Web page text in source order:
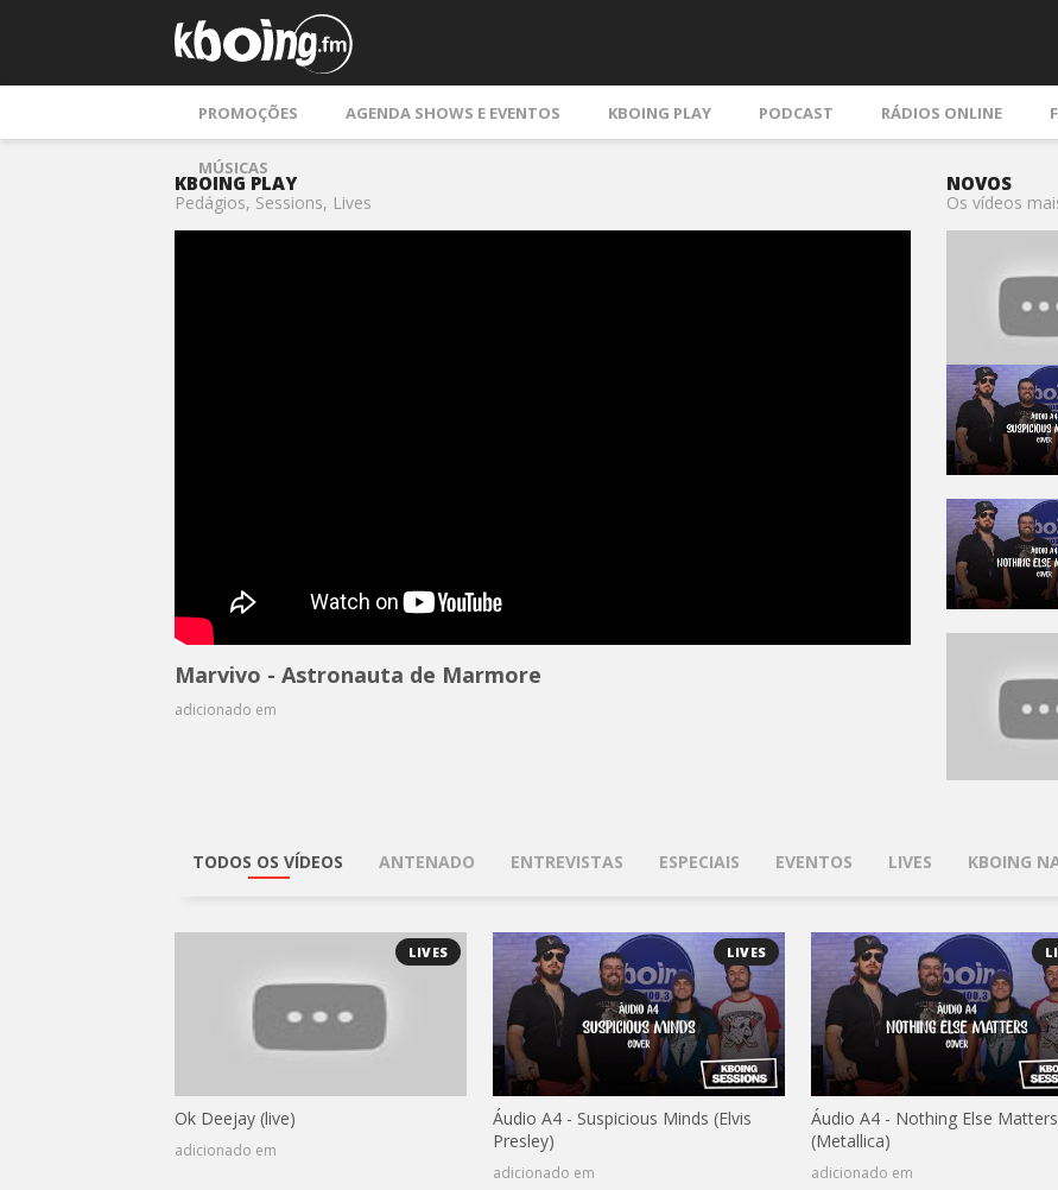
PROMOÇÕES AGENDA SHOWS E EVENTOS KBOING PLAY PODCAST RÁDIOS ONLINE
MÚSICAS
KBOING PLAY
Pedágios, Sessions, Lives
Marvivo - Astronauta de Marmore
adicionado em
NOVOS
Os vídeos
TODOS OS VÍDEOS ANTENADO ENTREVISTAS ESPECIAIS EVENTOS LIVES KBOING
LIVES
Ok Deejay (live)
adicionado em
LIVES
Áudio A4 - Suspicious Minds (Elvis
Presley)
adicionado em
Áudio A4 - Nothing Else Matters
(Metallica)
adicionado em